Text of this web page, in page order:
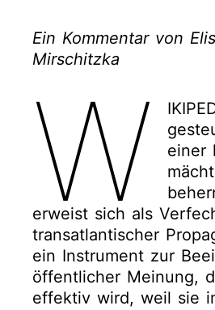
Ein Kommentar von
Mirschitzka
W
einer
erweist sich als
transatlantischer
ein Instrument zur
öffentlicher Meinung,
effektiv wird, weil sie